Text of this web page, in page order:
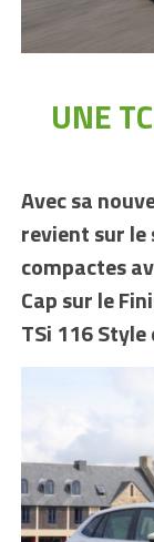
UNE
Avec sa
revient sur
compactes
Cap sur le
TSi 116